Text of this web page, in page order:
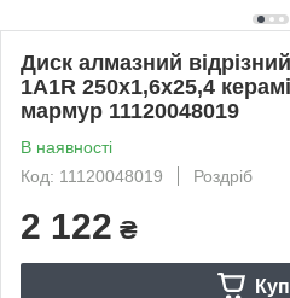
Диск алмазний
1A1R 250x1,6x25,4
мармур 11120048019
В наявності
Код: 11120048019
Роздріб
2 122 ₴